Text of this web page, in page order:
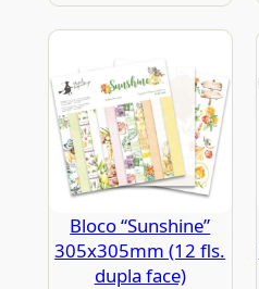
Bloco “Sunshine”
305x305mm (12 fls.
dupla face)